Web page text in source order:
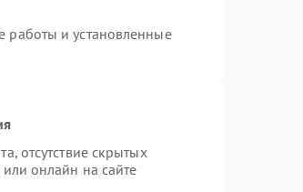
работы и установленные
отсутствие скрытых
онлайн на сайте